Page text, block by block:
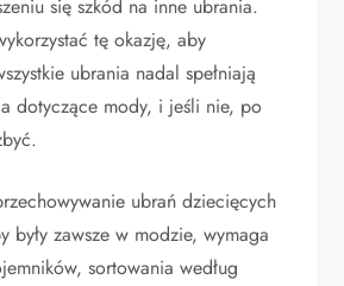
się szkód na inne ubrania.
tę okazję, aby
ubrania nadal spełniają
dotyczące mody, i jeśli nie, po
ubrań dziecięcych
były zawsze w modzie, wymaga
sortowania według